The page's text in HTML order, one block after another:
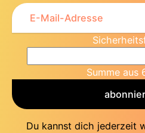
Summe aus
Du kannst dich jederzeit